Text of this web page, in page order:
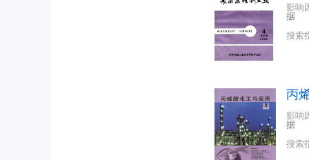
影响
据
搜索
丙
影响
据
搜索